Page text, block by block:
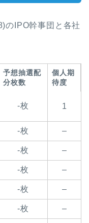
のIPO幹事団と各社
予想抽選配
分枚数
個人期
待度
-枚 1
-枚 –
-枚 –
-枚 –
-枚 –
-枚 –